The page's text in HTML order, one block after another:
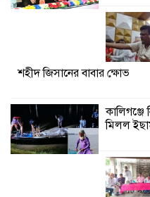
প্রকল্পের
শহীদ জিসানের বাবার ক্ষোভ
মিলল